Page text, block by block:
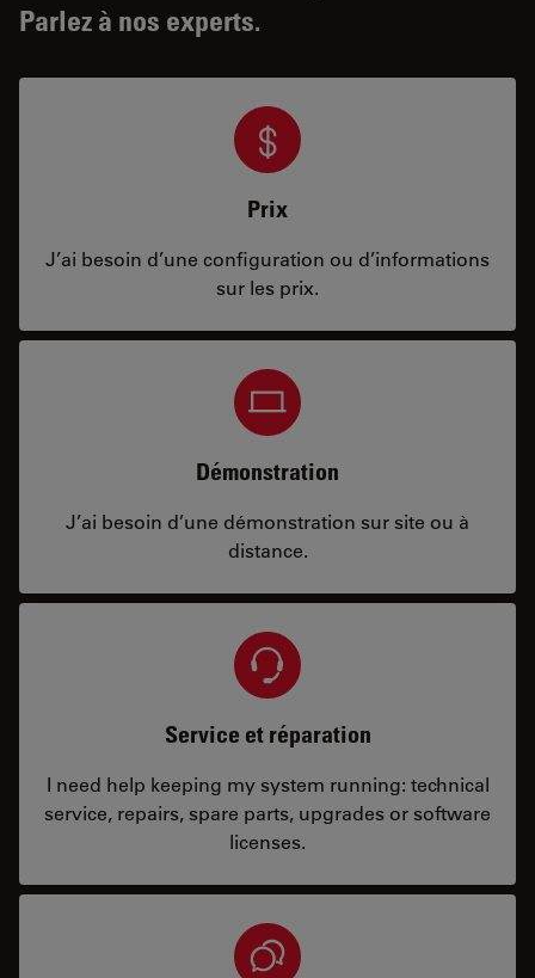
Parlez à nos experts.
Prix
J’ai besoin d’une configuration ou d’informations
sur les prix.
Démonstration
J’ai besoin d’une démonstration sur site ou à
distance.
Service et réparation
I need help keeping my system running: technical
service, repairs, spare parts, upgrades or software
licenses.